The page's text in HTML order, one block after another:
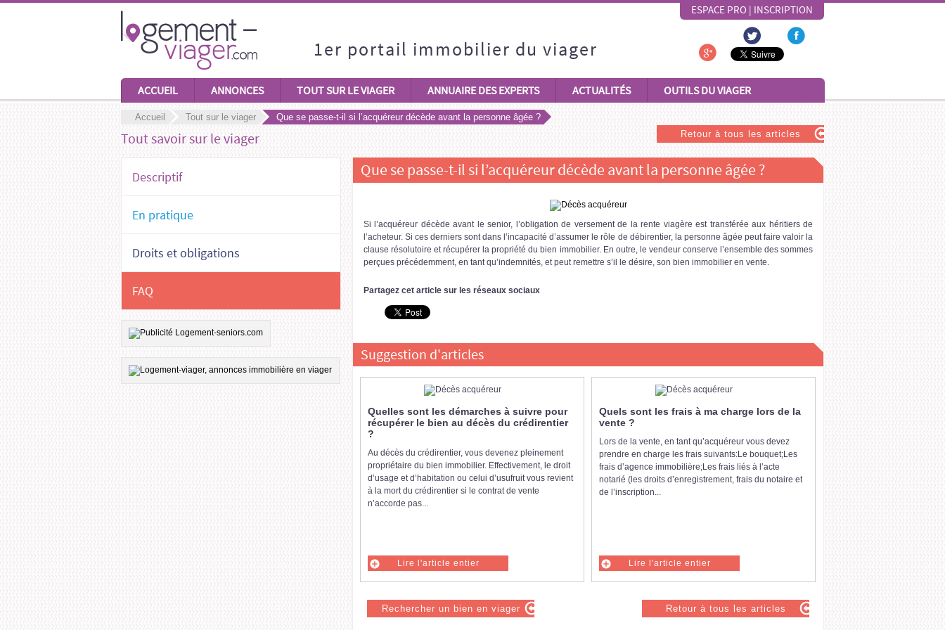
1er portail immobilier du viager
ESPACE PRO | INSCRIPTION
ACCUEIL ANNONCES TOUT SUR LE VIAGER ANNUAIRE DES EXPERTS ACTUALITÉS OUTILS DU VIAGER
Accueil Tout sur le viager Que se passe-t-il si l’acquéreur décède avant la personne âgée ?
Tout savoir sur le viager
Descriptif
En pratique
Droits et obligations
FAQ
Retour à tous les articles
Que se passe-t-il si l’acquéreur décède avant la personne âgée ?
Si l’acquéreur décède avant le senior, l’obligation de versement de la rente viagère est transférée aux héritiers de
l’acheteur. Si ces derniers sont dans l’incapacité d’assumer le rôle de débirentier, la personne âgée peut faire valoir la
clause résolutoire et récupérer la propriété du bien immobilier. En outre, le vendeur conserve l’ensemble des sommes
perçues précédemment, en tant qu’indemnités, et peut remettre s’il le désire, son bien immobilier en vente.
Partagez cet article sur les réseaux sociaux
Suggestion d'articles
Quelles sont les démarches à suivre pour
récupérer le bien au décès du crédirentier
?
Au décès du crédirentier, vous devenez pleinement
propriétaire du bien immobilier. Effectivement, le droit
d’usage et d’habitation ou celui d’usufruit vous revient
à la mort du crédirentier si le contrat de vente
n’accorde pas...
Lire l'article entier
Quels sont les frais à ma charge lors de la
vente ?
Lors de la vente, en tant qu’acquéreur vous devez
prendre en charge les frais suivants:Le bouquet;Les
frais d’agence immobilière;Les frais liés à l’acte
notarié (les droits d’enregistrement, frais du notaire et
de l’inscription...
Lire l'article entier
Rechercher un bien en viager Retour à tous les articles